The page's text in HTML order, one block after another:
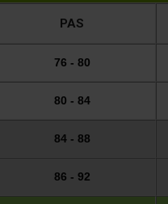
PAS
76 - 80
80 - 84
84 - 88
86 - 92